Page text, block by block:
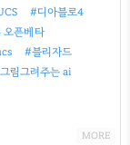
#디아블로4
오픈베타
#블리자드
림그려주는 ai
MORE